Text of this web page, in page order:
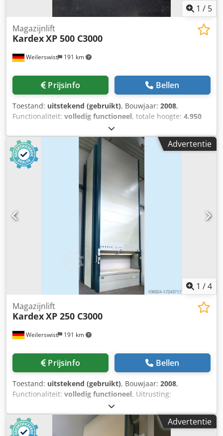
1 / 5
Weilerswist 191 km
Magazijnlift
KardexXP 500 C3000
Prijsinfo Bellen
Toestand: uitstekend (gebruikt), Bouwjaar: 2008,
Functionaliteit: volledig functioneel, totale hoogte: 4.950
3.380 mm
tafelhoogte:833 mm, Uitrusting:veiligheidslichtscherm,
Buitenafmetingen: Hoogte: 4950 mm Breedte: 3380 mm
Diepte: 3075 mm Afmetingen bakken / platen: Chjdpfew
Emtnex Ah Eja Hoogte: 55 mm Breedte: 3050 mm Diepte:
864 mm Vakspecifiek draagvermogen: 460 kg per lade
Aantal lades: Aantal lades op wens van de klant. Totale
nuttige belasting: 2 x 33.800 kg Uitnamebreedte: 840 mm
Kleur: lichtgrijs Opmerkingen: De machine kan naar wens
van de klant in hoogte worden aangepast. Verkoop
uitsluitend in DACH-landen (Duitsland, Oostenrijk,
Zwitserland) en Benelux-landen (Nederland, België,
Advertentie
1 /4
Weilerswist 191 km
Magazijnlift
KardexXP 250 C3000
Prijsinfo Bellen
Toestand: uitstekend (gebruikt), Bouwjaar: 2008,
Functionaliteit: volledig functioneel, Uitrusting:
, Buitenafmetingen: Hoogte:
7650 mm Opmerkingen: De hoogte van de machine kan op
verzoek van de klant worden aangepast. Min 1,5 m, min
Advertentie